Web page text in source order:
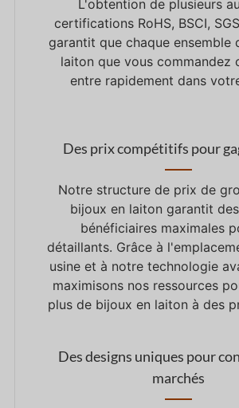
L'obtention de plusieurs
certifications RoHS, BSCI,
garantit que chaque ensemble
laiton que vous commandez
entre rapidement dans
Des prix compétitifs pour
Notre structure de prix de
bijoux en laiton garantit
bénéficiaires maximales
détaillants. Grâce à
usine et à notre technologie
maximisons nos ressources
plus de bijoux en laiton à des
Des designs uniques pour
marchés